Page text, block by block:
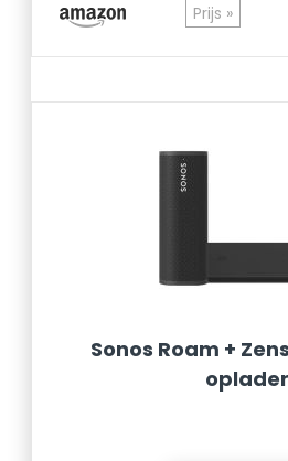
Prijs »
Sonos Roam +
oplader